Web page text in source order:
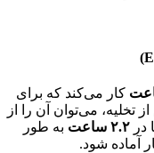
کار می‌کند که برای
می‌توان آن را از
۲.۲ ساعت
به طور
آماده شود.